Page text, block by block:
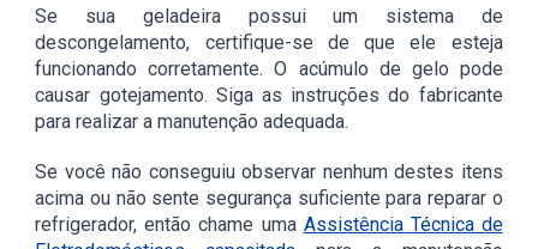
Se sua geladeira possui um sistema de
descongelamento, certifique-se de que ele esteja
funcionando corretamente. O acúmulo de gelo pode
causar gotejamento. Siga as instruções do fabricante
para realizar a manutenção adequada.
Se você não conseguiu observar nenhum destes itens
acima ou não sente segurança suficiente para reparar o
refrigerador, então chame uma Assistência Técnica de